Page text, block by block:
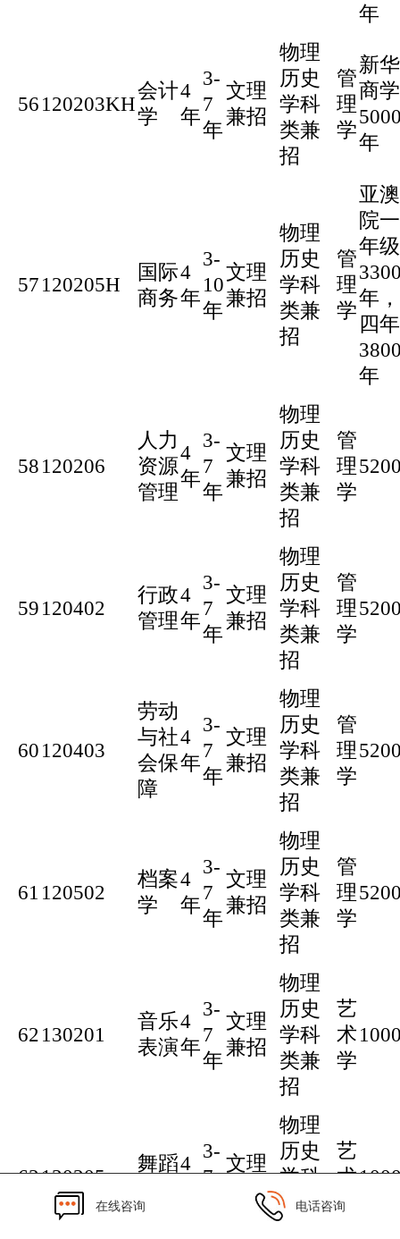
年
56 120203KH
会计
学
4
年
3-
7
年
文理
兼招
物理
历史
学科
类兼
招
管
理
学
新
商
年
57 120205H
国际
商务
4
年
3-
10
年
文理
兼招
物理
历史
学科
类兼
招
管
理
学
亚
院
年级
年
四
年
58 120206
人力
资源
管理
4
年
3-
7
年
文理
兼招
物理
历史
学科
类兼
招
管
理
学
59 120402
行政
管理
4
年
3-
7
年
文理
兼招
物理
历史
学科
类兼
招
管
理
学
60 120403
劳动
与社
会保
障
4
年
3-
7
年
文理
兼招
物理
历史
学科
类兼
招
管
理
学
61 120502
档案
学
4
年
3-
7
年
文理
兼招
物理
历史
学科
类兼
招
管
理
学
62 130201
音乐
表演
4
年
3-
7
年
文理
兼招
物理
历史
学科
类兼
招
艺
术
学
63130205
舞蹈4
3-
7
文理
兼招
物理
历史
学科
类兼
招
艺
术
学
在线咨询 电话咨询